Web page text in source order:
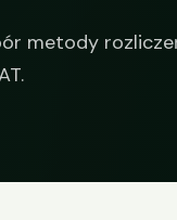
metody